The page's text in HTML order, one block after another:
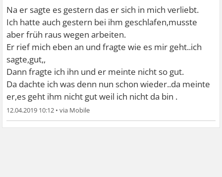
führen.Jeder braucht auch mal seinen Freiraum,aber ich
verstehe natürlich durchaus,dass es Dich
verunsichert,wenn die ganze Zeit ein reger Austausch da
war und dann plötzlich Funkstille herrscht.Ist normal.
Möglicherweise hast Du Dich von ihm durch sein
Verhalten einfach abgelehnt gefühlt und es darum als
"abstoßend" empfunden wie sein Verhalten gewesen ist?
Vielleicht wollte er sich in Ruhe über seine Gefühle im
Klaren sein und hat sich deshalb erstmal distanziert.Man
hat vielleicht einfach nachgedacht.Manche können auch
Na er sagte es gestern das er sich in mich verliebt.
Ich hatte auch gestern bei ihm geschlafen,musste
aber früh raus wegen arbeiten.
Er rief mich eben an und fragte wie es mir geht..ich
sagte,gut,,
Dann fragte ich ihn und er meinte nicht so gut.
Da dachte ich was denn nun schon wieder..da meinte
er,es geht ihm nicht gut weil ich nicht da bin .
12.04.2019 10:12 •